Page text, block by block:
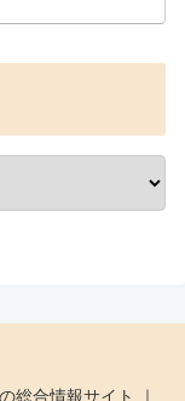
総合情報サイト ｜